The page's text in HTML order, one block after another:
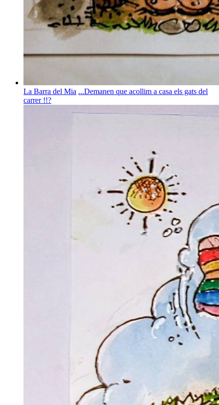
La Barra del Mia ...Demanen que acollim a casa els gats del
carrer !!?